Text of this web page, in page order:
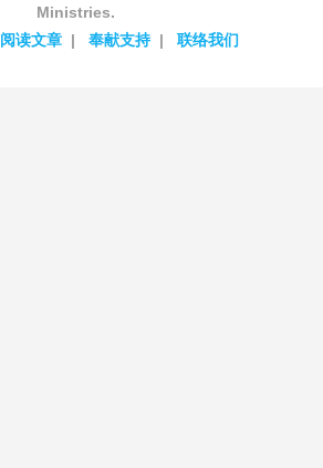
Ministries.
阅读文章 奉献支持 联络我们